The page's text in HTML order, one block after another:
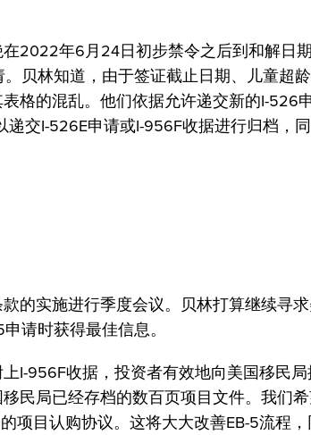
2022年6月24日初步禁令之后到和解日
贝林知道，由于签证截止日期、儿童超
格的混乱。他们依据允许递交新的I-526
交I-526E申请或I-956F收据进行归档，
的实施进行季度会议。贝林打算继续寻
请时获得最佳信息。
I-956F收据，投资者有效地向美国移民
民局已经存档的数百页项目文件。我们
项目认购协议。这将大大改善EB-5流程